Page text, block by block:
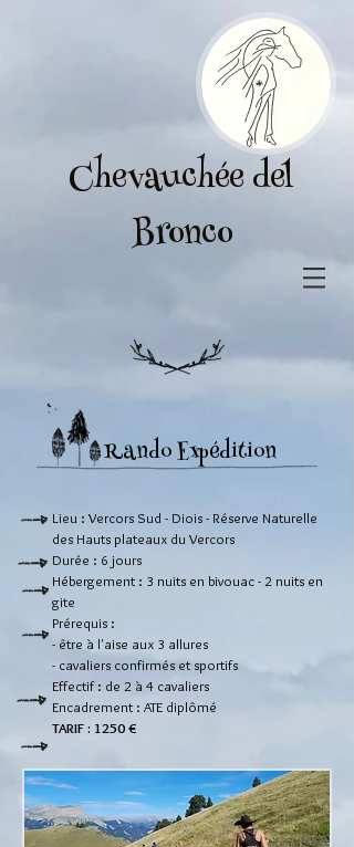
Chevauchée del
Bronco
Rando Expédition
Lieu : Vercors Sud - Diois - Réserve Naturelle
des Hauts plateaux du Vercors
Durée : 6 jours
Hébergement : 3 nuits en bivouac - 2 nuits en
gite
Prérequis :
- être à l'aise aux 3 allures
- cavaliers confirmés et sportifs
Effectif : de 2 à 4 cavaliers
Encadrement : ATE diplômé
TARIF : 1250 €